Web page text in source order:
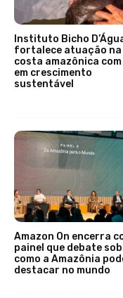
Instituto Bicho
fortalece atuação na
costa amazônica
em crescimento
sustentável
Amazon On encerra
painel que debate
como a Amazônia
destacar no mundo